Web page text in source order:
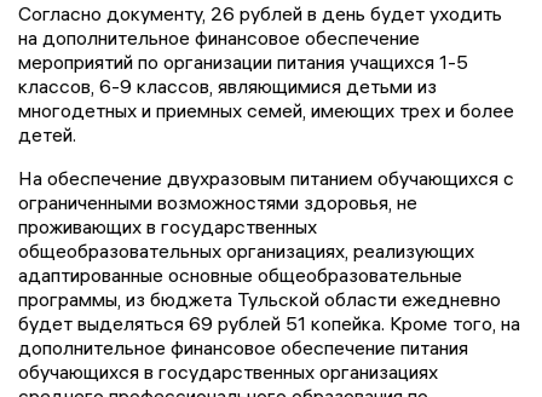
Согласно документу, 26 рублей в день будет уходить
на дополнительное финансовое обеспечение
мероприятий по организации питания учащихся 1-5
классов, 6-9 классов, являющимися детьми из
многодетных и приемных семей, имеющих трех и более
детей.
На обеспечение двухразовым питанием обучающихся с
ограниченными возможностями здоровья, не
проживающих в государственных
общеобразовательных организациях, реализующих
адаптированные основные общеобразовательные
программы, из бюджета Тульской области ежедневно
будет выделяться 69 рублей 51 копейка. Кроме того, на
дополнительное финансовое обеспечение питания
обучающихся в государственных организациях